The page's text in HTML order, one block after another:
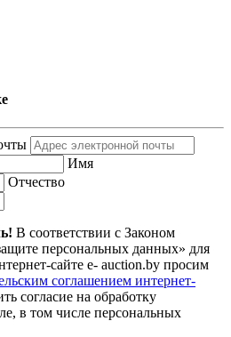
Имя
Отчество
В соответствии с Законом
персональных данных» для
сайте e- auction.by просим
соглашением интернет-
согласие на обработку
в том числе персональных